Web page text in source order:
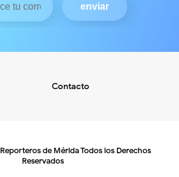
Contacto
Reporteros de MéridaTodos los Derechos
Reservados